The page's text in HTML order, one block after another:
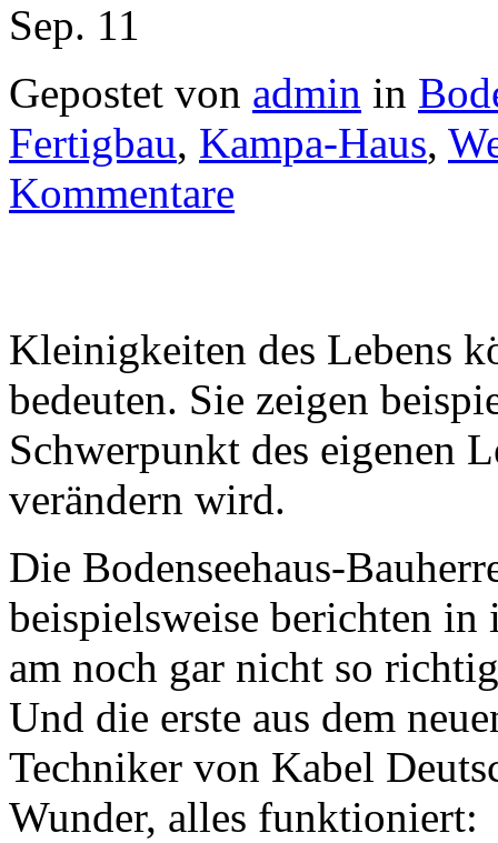
Sep. 11
Gepostet von admin in
Fertigbau, Kampa-Haus,
Kommentare
Kleinigkeiten des Lebens
bedeuten. Sie zeigen
Schwerpunkt des eigenen
verändern wird.
Die Bodenseehaus-
beispielsweise berichten
am noch gar nicht so
Und die erste aus dem
Techniker von Kabel
Wunder, alles funktioniert: